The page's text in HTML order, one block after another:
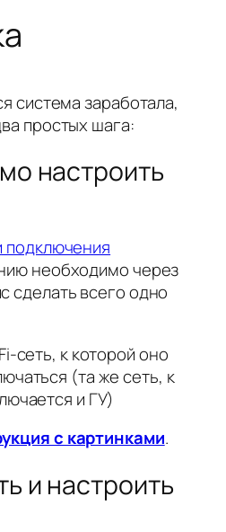
система заработала,
простых шага:
настроить
подключения
необходимо через
сделать всего одно
сеть, к которой оно
(та же сеть, к
и ГУ)
с картинками.
и настроить